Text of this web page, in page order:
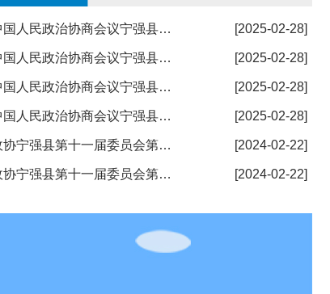
[2025-02-28]
中国人民政治协商会议宁强县第十一届委员会第四次会议政治决议
[2025-02-28]
中国人民政治协商会议宁强县第十一届委员会第四次会议关于政协宁强县第十一届委员会常务委员会工作报告的决议
[2025-02-28]
中国人民政治协商会议宁强县第十一届委员会第四次会议关于政协宁强县第十一届委员会常务委员会提案工作情况报告的决议
[2025-02-28]
中国人民政治协商会议宁强县第十一届委员会第四次会议关于提案审查情况的报告
[2024-02-22]
政协宁强县第十一届委员会第三次会议政治决议
[2024-02-22]
政协宁强县第十一届委员会第三次会议关于政协宁强县第十一届委员会常务委员会提案工作报告的决议